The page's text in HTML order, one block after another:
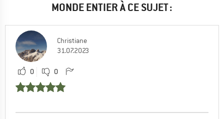
MONDE ENTIER À CE SUJET :
Christiane
31.07.2023
0 0